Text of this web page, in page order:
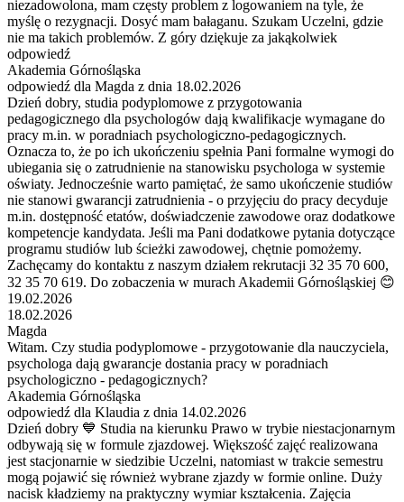
niezadowolona, mam częsty problem z logowaniem na tyle, że
myślę o rezygnacji. Dosyć mam bałaganu. Szukam Uczelni, gdzie
nie ma takich problemów. Z góry dziękuje za jakąkolwiek
odpowiedź
Akademia Górnośląska
odpowiedź dla Magda z dnia 18.02.2026
Dzień dobry, studia podyplomowe z przygotowania
pedagogicznego dla psychologów dają kwalifikacje wymagane do
pracy m.in. w poradniach psychologiczno-pedagogicznych.
Oznacza to, że po ich ukończeniu spełnia Pani formalne wymogi do
ubiegania się o zatrudnienie na stanowisku psychologa w systemie
oświaty. Jednocześnie warto pamiętać, że samo ukończenie studiów
nie stanowi gwarancji zatrudnienia - o przyjęciu do pracy decyduje
m.in. dostępność etatów, doświadczenie zawodowe oraz dodatkowe
kompetencje kandydata. Jeśli ma Pani dodatkowe pytania dotyczące
programu studiów lub ścieżki zawodowej, chętnie pomożemy.
Zachęcamy do kontaktu z naszym działem rekrutacji 32 35 70 600,
32 35 70 619. Do zobaczenia w murach Akademii Górnośląskiej 😊
19.02.2026
18.02.2026
Magda
Witam. Czy studia podyplomowe - przygotowanie dla nauczyciela,
psychologa dają gwarancje dostania pracy w poradniach
psychologiczno - pedagogicznych?
Akademia Górnośląska
odpowiedź dla Klaudia z dnia 14.02.2026
Dzień dobry 💙 Studia na kierunku Prawo w trybie niestacjonarnym
odbywają się w formule zjazdowej. Większość zajęć realizowana
jest stacjonarnie w siedzibie Uczelni, natomiast w trakcie semestru
mogą pojawić się również wybrane zjazdy w formie online. Duży
nacisk kładziemy na praktyczny wymiar kształcenia. Zajęcia